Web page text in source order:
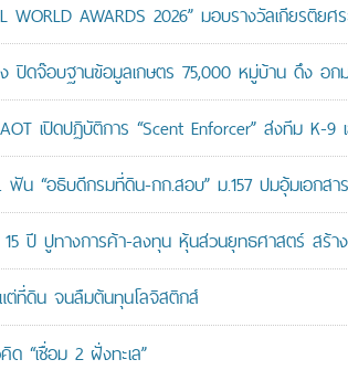
WORLD AWARDS 2026” มอบรางวัลเกียรติ
ปิดจ๊อบฐานข้อมูลเกษตร 75,000 หมู่บ้าน ดึง อ
เปิดปฏิบัติการ “Scent Enforcer” ส่งทีม K-9
น “อธิบดีกรมที่ดิน-กก.สอบ” ม.157 ปมอุ้มเอกสา
15 ปี ปูทางการค้า-ลงทุน หุ้นส่วนยุทธศาสตร์ สร้า
ต่ที่ดิน จนลืมต้นทุนโลจิสติกส์
“เชื่อม 2 ฝั่งทะเล”